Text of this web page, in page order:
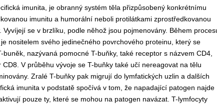
imunita, je obranný systém těla přizpůsobený konkrétnímu
imunitu a humorální neboli protilátkami zprostředkovanou
se v brzlíku, podle něhož jsou pojmenovány. Během
nositelem svého jedinečného povrchového proteinu, který se
nazývaná pomocné T-buňky, také receptor s názvem CD4,
V průběhu vývoje se T-buňky také učí nereagovat na tělu
Zralé T-buňky pak migrují do lymfatických uzlin a dalších
imunita v podstatě spočívá v tom, že napadající patogen najde
pouze ty, které se mohou na patogen navázat. T-lymfocyty